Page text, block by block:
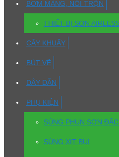
BƠM MÀNG, NỒI TRỘN
THIẾT BỊ SƠN
CÂY KHUẤY
BÚT VẼ
DÂY DẪN
PHỤ KIỆN
SÚNG PHUN SƠN
SÚNG XỊT BỤI